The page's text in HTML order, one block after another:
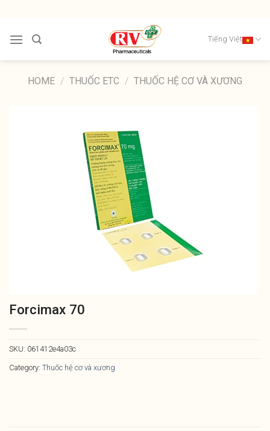
content
Tiếng Việt
HOME / THUỐC ETC / THUỐC HỆ CƠ VÀ XƯƠNG
Forcimax 70
SKU: 061412e4a03c
Category: Thuốc hệ cơ và xương